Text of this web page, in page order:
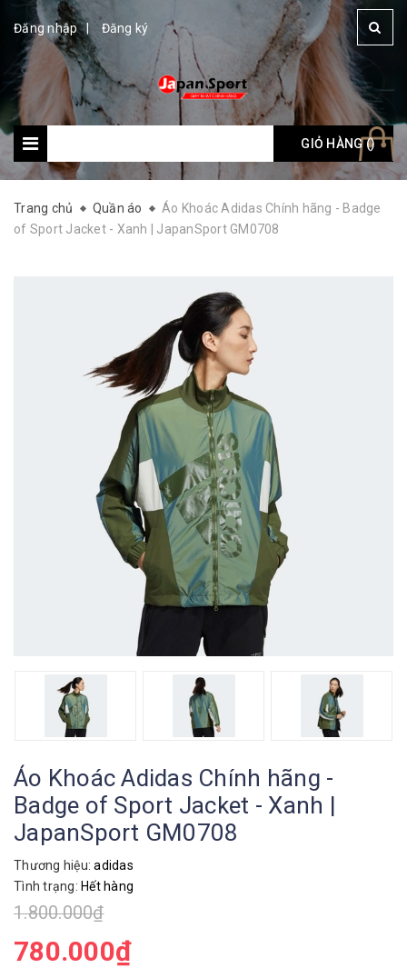
Đăng nhập Đăng ký
Giỏ hàng: ()
GIỎ HÀNG ()
Trang chủ Quần áo
Áo Khoác Adidas Chính hãng - Badge
of Sport Jacket - Xanh | JapanSport GM0708
Áo Khoác Adidas Chính hãng -
Badge of Sport Jacket - Xanh |
JapanSport GM0708
Thương hiệu: adidas
Tình trạng: Hết hàng
1.800.000₫
780.000₫